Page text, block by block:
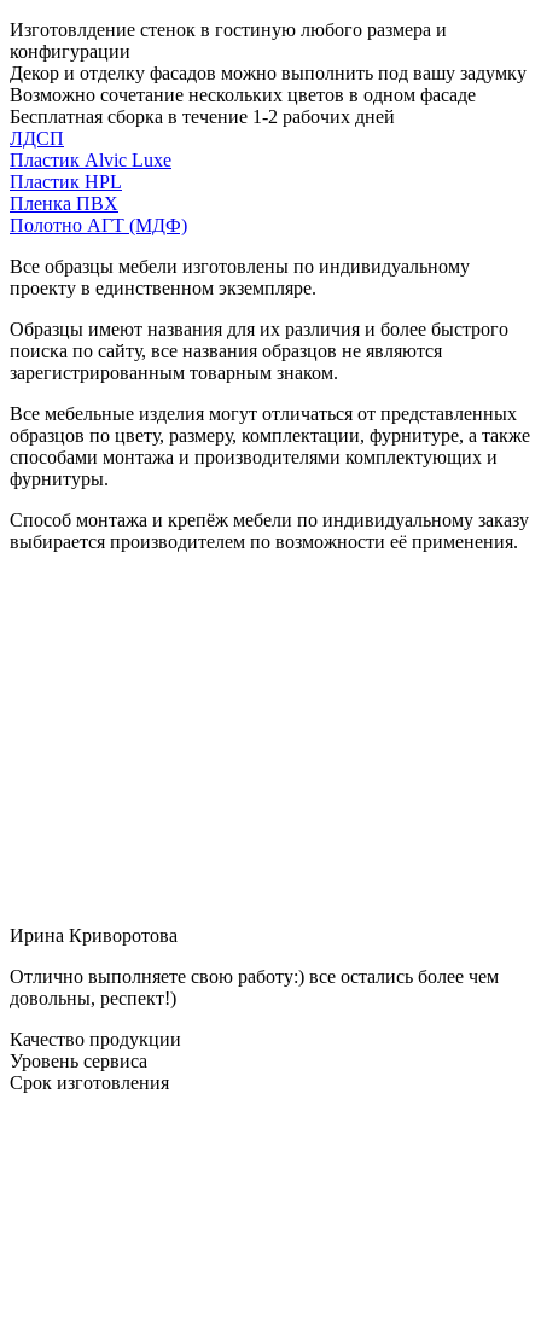
Изготовлдение стенок в гостиную любого размера и
конфигурации
Декор и отделку фасадов можно выполнить под вашу задумку
Возможно сочетание нескольких цветов в одном фасаде
Бесплатная сборка в течение 1-2 рабочих дней
ЛДСП
Пластик Alvic Luxe
Пластик HPL
Пленка ПВХ
Полотно АГТ (МДФ)
Все образцы мебели изготовлены по индивидуальному
проекту в единственном экземпляре.
Образцы имеют названия для их различия и более быстрого
поиска по сайту, все названия образцов не являются
зарегистрированным товарным знаком.
Все мебельные изделия могут отличаться от представленных
образцов по цвету, размеру, комплектации, фурнитуре, а также
способами монтажа и производителями комплектующих и
фурнитуры.
Способ монтажа и крепёж мебели по индивидуальному заказу
выбирается производителем по возможности её применения.
Ирина Криворотова
Отлично выполняете свою работу:) все остались более чем
довольны, респект!)
Качество продукции
Уровень сервиса
Срок изготовления